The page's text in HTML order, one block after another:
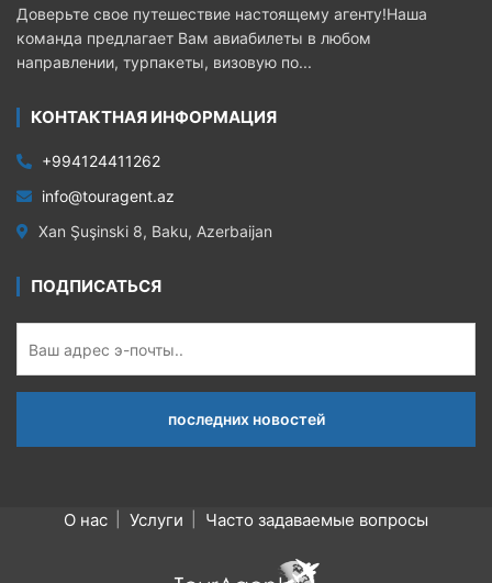
Доверьте свое путешествие настоящему агенту!Наша
команда предлагает Вам авиабилеты в любом
направлении, турпакеты, визовую по...
КОНТАКТНАЯ ИНФОРМАЦИЯ
+994124411262
info@touragent.az
Xan Şuşinski 8, Baku, Azerbaijan
ПОДПИСАТЬСЯ
О нас Услуги Часто задаваемые вопросы